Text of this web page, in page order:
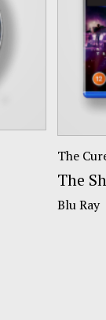
The
The
Blu Ray